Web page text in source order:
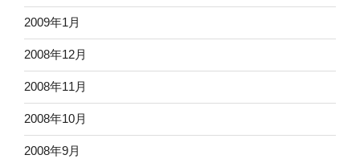
2009年1月
2008年12月
2008年11月
2008年10月
2008年9月